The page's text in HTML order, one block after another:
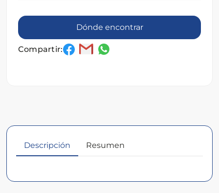
Dónde encontrar
Compartir:
Descripción Resumen
Descripción